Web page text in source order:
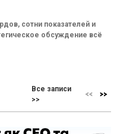
сотни показателей и
обсуждение всё
Все записи
>>